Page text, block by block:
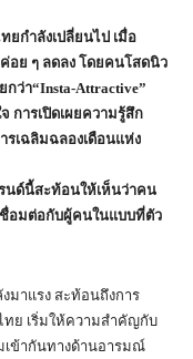
ยกำลังเปลี่ยนไป เมื่อ
อย ๆ ลดลง โดยคนโสดนิว
ว่า“Insta-Attractive”
การเปิดเผยความรู้สึก
รเฉลิมฉลองเดือนแห่ง
นด์นี้สะท้อนให้เห็นว่าคน
ชื่อมต่อกับผู้คนในแบบที่ตัว
มาแรง สะท้อนถึงการ
ทย เริ่มให้ความสำคัญกับ
เข้ากันทางด้านอารมณ์